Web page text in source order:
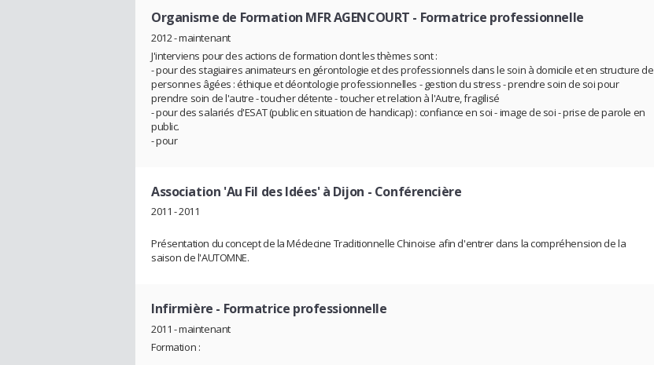
Organisme de Formation MFR AGENCOURT - Formatrice professionnelle
2012 - maintenant
J'interviens pour des actions de formation dont les thèmes sont :
- pour des stagiaires animateurs en gérontologie et des professionnels dans le soin à domicile et en structure de
personnes âgées : éthique et déontologie professionnelles - gestion du stress - prendre soin de soi pour
prendre soin de l'autre - toucher détente - toucher et relation à l'Autre, fragilisé
- pour des salariés d'ESAT (public en situation de handicap) : confiance en soi - image de soi - prise de parole en
public.
- pour
Association 'Au Fil des Idées' à Dijon - Conférencière
2011 - 2011
Présentation du concept de la Médecine Traditionnelle Chinoise afin d'entrer dans la compréhension de la
saison de l'AUTOMNE.
Infirmière - Formatrice professionnelle
2011 - maintenant
Formation :